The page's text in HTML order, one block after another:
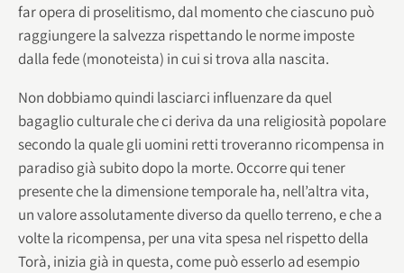
far opera di proselitismo, dal momento che ciascuno può
raggiungere la salvezza rispettando le norme imposte
dalla fede (monoteista) in cui si trova alla nascita.
Non dobbiamo quindi lasciarci influenzare da quel
bagaglio culturale che ci deriva da una religiosità popolare
secondo la quale gli uomini retti troveranno ricompensa in
paradiso già subito dopo la morte. Occorre qui tener
presente che la dimensione temporale ha, nell’altra vita,
un valore assolutamente diverso da quello terreno, e che a
volte la ricompensa, per una vita spesa nel rispetto della
Torà, inizia già in questa, come può esserlo ad esempio